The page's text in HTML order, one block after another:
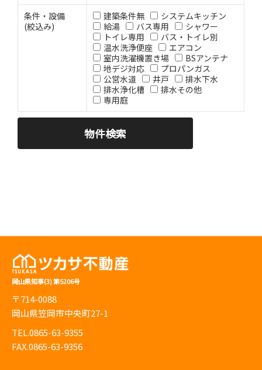
条件・設備
(絞込み)
建築条件無
システムキッチン
給湯
バス専用
シャワー
トイレ専用
バス・トイレ別
温水洗浄便座
エアコン
室内洗濯機置き場
BSアンテナ
地デジ対応
プロパンガス
公営水道
井戸
排水下水
排水浄化槽
排水その他
専用庭
岡山県知事(3) 第5206号
〒714-0088
岡山県笠岡市中央町27-1
TEL.0865-63-9355
FAX.0865-63-9356